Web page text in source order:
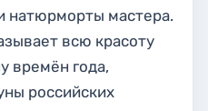
натюрморты мастера.
всю красоту
времён года,
российских